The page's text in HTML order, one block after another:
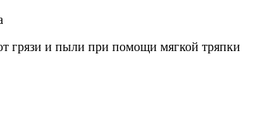
грязи и пыли при помощи мягкой тряпки